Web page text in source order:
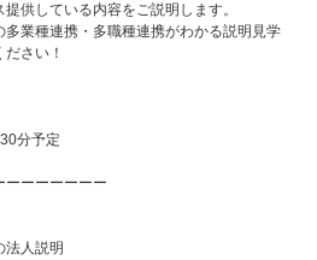
提供している内容をご説明します。
多業種連携・多職種連携がわかる説明見学
さい！
分予定
ーーーーーーー
法人説明